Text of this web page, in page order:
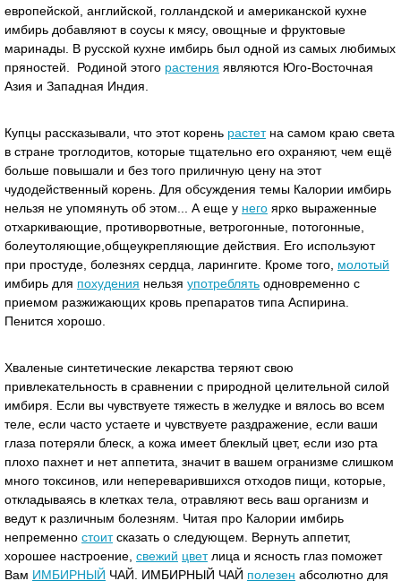
европейской, английской, голландской и американской кухне
имбирь добавляют в соусы к мясу, овощные и фруктовые
маринады. В русской кухне имбирь был одной из самых любимых
пряностей. Родиной этого растения являются Юго-Восточная
Азия и Западная Индия.
Купцы рассказывали, что этот корень растетна самом краю света
в стране троглодитов, которые тщательно его охраняют, чем ещё
больше повышали и без того приличную цену на этот
чудодейственный корень. Для обсуждения темы Калории имбирь
нельзя не упомянуть об этом... А еще у него ярко выраженные
отхаркивающие, противорвотные, ветрогонные, потогонные,
болеутоляющие,общеукрепляющие действия. Его используют
при простуде, болезнях сердца, ларингите. Кроме того, молотый
имбирь для похудения нельзя употреблять одновременно с
приемом разжижающих кровь препаратов типа Аспирина.
Пенится хорошо.
Хваленые синтетические лекарства теряют свою
привлекательность в сравнении с природной целительной силой
имбиря. Если вы чувствуете тяжесть в желудке и вялось во всем
теле, если часто устаете и чувствуете раздражение, если ваши
глаза потеряли блеск, а кожа имеет блеклый цвет, если изо рта
плохо пахнет и нет аппетита, значит в вашем огранизме слишком
много токсинов, или непереварившихся отходов пищи, которые,
откладываясь в клетках тела, отравляют весь ваш организм и
ведут к различным болезням. Читая про Калории имбирь
непременно стоитсказать о следующем. Вернуть аппетит,
хорошее настроение, свежий цветлица и ясность глаз поможет
Вам ИМБИРНЫЙ ЧАЙ. ИМБИРНЫЙ ЧАЙ полезен абсолютно для